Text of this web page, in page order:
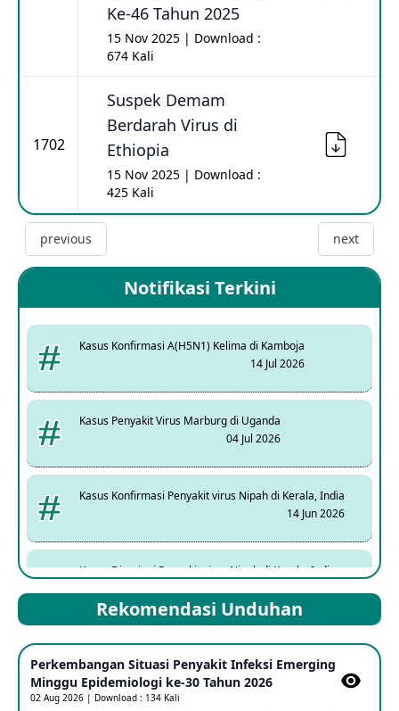
Ke-46 Tahun 2025
15 Nov 2025 | Download :
674 Kali
1702
Suspek Demam
Berdarah Virus di
Ethiopia
15 Nov 2025 | Download :
425 Kali
previous next
Notifikasi Terkini
Kasus Konfirmasi A(H5N1) Kelima di Kamboja
14 Jul 2026
Kasus Penyakit Virus Marburg di Uganda
04 Jul 2026
Kasus Konfirmasi Penyakit virus Nipah di Kerala, India
14 Jun 2026
Kasus Dicurigai Penyakit virus Nipah di Kerala, India
Mpox Clade 1b di Taiwan
25 May 2026
Rekomendasi Unduhan
Perkembangan Situasi Penyakit Infeksi Emerging
Minggu Epidemiologi ke-30 Tahun 2026
02 Aug 2026 | Download : 134 Kali